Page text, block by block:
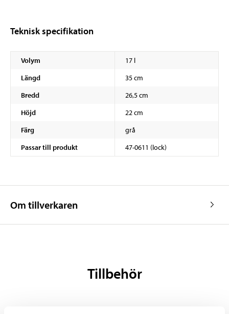
Teknisk specifikation
Volym
17 l
Längd
35 cm
Bredd
26,5 cm
Höjd
22 cm
Färg
grå
Passar till produkt
47-0611 (lock)
Om tillverkaren
Tillbehör